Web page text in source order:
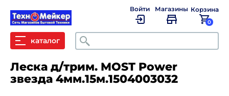
каталог Поиск
Войти Магазины Корзина
0
Леска д/трим. MOST Power
звезда 4мм.15м.1504003032